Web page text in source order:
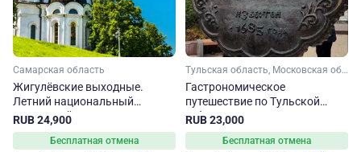
Самарская область
Жигулёвские выходные.
Летний национальный
туристский маршрут по
Самарской области
RUB 24,900
Бесплатная отмена
Тульская область, Московская область
Гастрономическое
путешествие по Тульской
губернии
RUB 23,000
Бесплатная отмена